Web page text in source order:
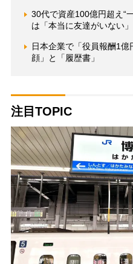
30代で資産100億円超え“
は「本当に友達がいない」
日本企業で「役員報酬1
顔」と「履歴書」
注目TOPIC